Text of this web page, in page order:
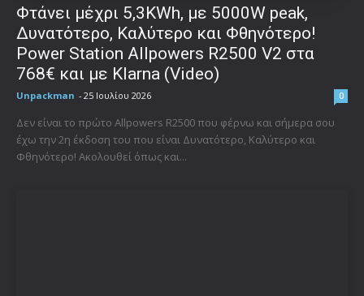
Φτάνει μέχρι 5,3KWh, με 5000W peak,
Δυνατότερο, Καλύτερο και Φθηνότερο!
Power Station Allpowers R2500 V2 στα
768€ και με Klarna (Video)
Unpackman - 25 Ιουλίου 2026 0
Δεν είναι το πρώτο Allpowers R2500 που φέρνω και σήμερα σου
έχω την 2η έκδοση του που είναι Δυνατότερο, Καλύτερο και
Φθηνότερο! Ακολουθεί όπως και...